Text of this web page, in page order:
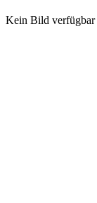
Kein Bild verfügbar